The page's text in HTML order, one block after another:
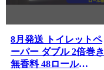
8月発送 トイレットペ
ーパー ダブル 2倍巻き
無香料 48ロール